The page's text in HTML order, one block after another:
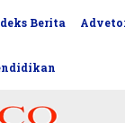
Berita